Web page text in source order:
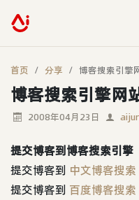
首页 分享 博客搜索引擎
博客搜索引擎网
2008年04月23日
提交博客到博客搜索引擎
提交博客到 中文博客搜索
提交博客到 百度博客搜索